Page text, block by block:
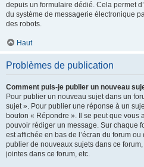
depuis un formulaire dédié. Cela permet
du système de messagerie électronique
des robots.
Haut
Problèmes de publication
Comment puis-je publier un nouveau
Pour publier un nouveau sujet dans un
sujet ». Pour publier une réponse à un
bouton « Répondre ». Il se peut que vous
pouvoir rédiger un message. Sur chaque
est affichée en bas de l’écran du forum
publier de nouveaux sujets dans ce
jointes dans ce forum, etc.